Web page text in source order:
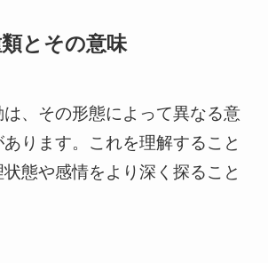
とその意味
、その形態によって異なる意
ります。これを理解すること
態や感情をより深く探ること